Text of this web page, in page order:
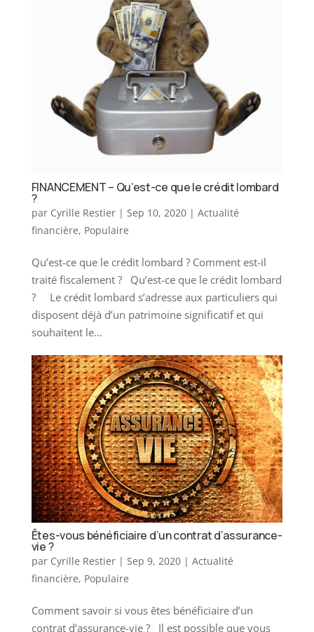
FINANCEMENT – Qu’est-ce que le crédit lombard
?
par Cyrille Restier| Sep 10, 2020| Actualité
financière, Populaire
Qu’est-ce que le crédit lombard ? Comment est-il
traité fiscalement ? Qu’est-ce que le crédit lombard
? Le crédit lombard s’adresse aux particuliers qui
disposent déjà d’un patrimoine significatif et qui
souhaitent le...
Êtes-vous bénéficiaire d’un contrat d’assurance-
vie ?
par Cyrille Restier| Sep 9, 2020| Actualité
financière, Populaire
Comment savoir si vous​ êtes bénéficiaire d’un
contrat d’assurance-vie ? Il est possible que vous